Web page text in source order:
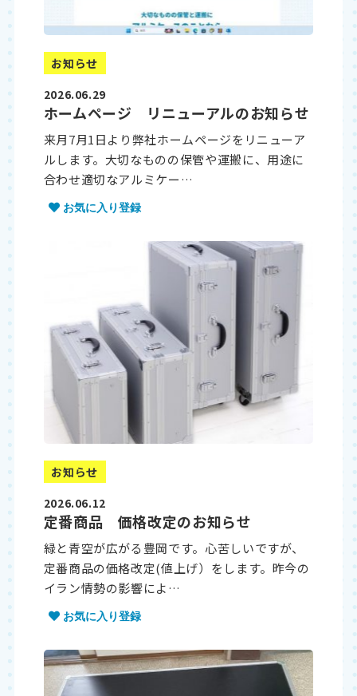
お知らせ
2026.06.29
ホームページ リニューアルのお知らせ
来月7月1日より弊社ホームページをリニューア
ルします。大切なものの保管や運搬に、用途に
合わせ適切なアルミケー…
お気に入り登録
お知らせ
2026.06.12
定番商品 価格改定のお知らせ
緑と青空が広がる豊岡です。心苦しいですが、
定番商品の価格改定(値上げ）をします。昨今の
イラン情勢の影響によ…
お気に入り登録